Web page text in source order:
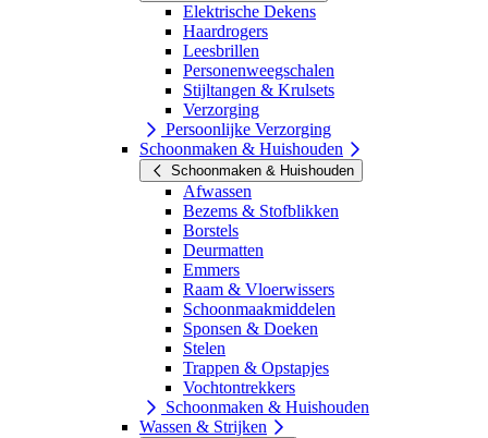
Elektrische Dekens
Haardrogers
Leesbrillen
Personenweegschalen
Stijltangen & Krulsets
Verzorging
Persoonlijke Verzorging
Schoonmaken & Huishouden
Schoonmaken & Huishouden
Afwassen
Bezems & Stofblikken
Borstels
Deurmatten
Emmers
Raam & Vloerwissers
Schoonmaakmiddelen
Sponsen & Doeken
Stelen
Trappen & Opstapjes
Vochtontrekkers
Schoonmaken & Huishouden
Wassen & Strijken